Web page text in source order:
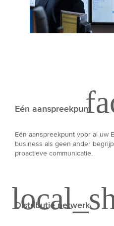
Eén aanspreekpunt
Eén aanspreekpunt voor al uw
business als geen ander
proactieve communicatie.
Distributie netwerk